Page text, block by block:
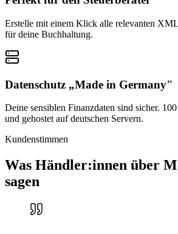
Erstelle mit einem Klick alle relevanten
für deine Buchhaltung.
Datenschutz „Made in Germany"
Deine sensiblen Finanzdaten sind sicher.
und gehostet auf deutschen Servern.
Kundenstimmen
Was Händler:innen über
sagen